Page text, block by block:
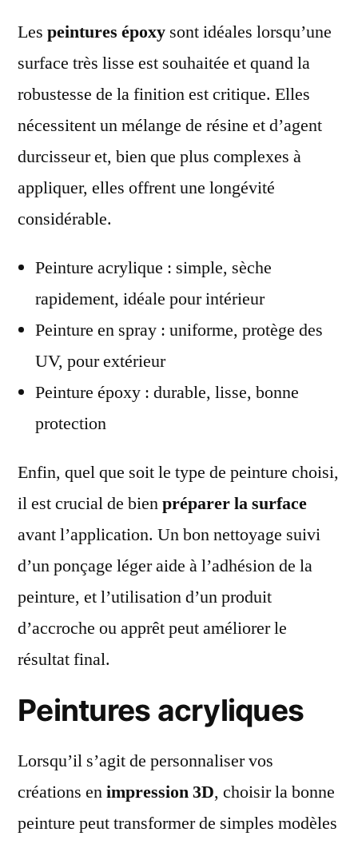
Les peintures époxy sont idéales lorsqu’une
surface très lisse est souhaitée et quand la
robustesse de la finition est critique. Elles
nécessitent un mélange de résine et d’agent
durcisseur et, bien que plus complexes à
appliquer, elles offrent une longévité
considérable.
Peinture acrylique : simple, sèche
rapidement, idéale pour intérieur
Peinture en spray : uniforme, protège des
UV, pour extérieur
Peinture époxy : durable, lisse, bonne
protection
Enfin, quel que soit le type de peinture choisi,
il est crucial de bienpréparer la surface
avant l’application. Un bon nettoyage suivi
d’un ponçage léger aide à l’adhésion de la
peinture, et l’utilisation d’un produit
d’accroche ou apprêt peut améliorer le
résultat final.
Peintures acryliques
Lorsqu’il s’agit de personnaliser vos
créations enimpression 3D, choisir la bonne
peinture peut transformer de simples modèles